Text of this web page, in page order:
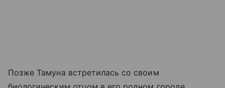
Позже Тамуна встретилась со своим